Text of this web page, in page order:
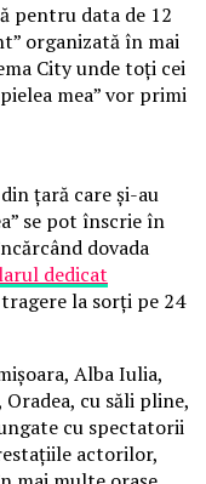
pentru data de 12
organizată în mai
City unde toți cei
mea” vor primi
țară care și-au
se pot înscrie în
dovada
dedicat
la sorți pe 24
Alba Iulia,
Oradea, cu săli pline,
cu spectatorii
actorilor,